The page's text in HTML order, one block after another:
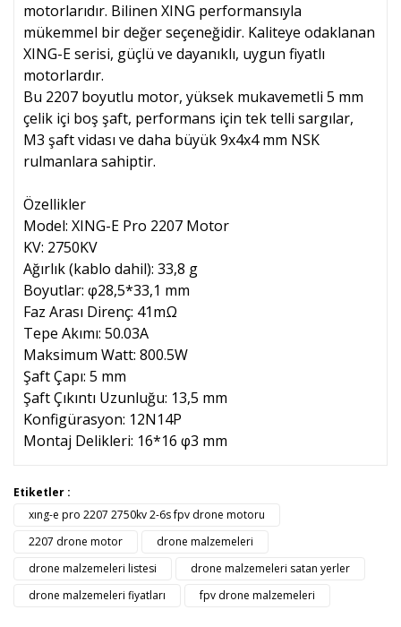
motorlarıdır. Bilinen XING performansıyla
mükemmel bir değer seçeneğidir. Kaliteye odaklanan
XING-E serisi, güçlü ve dayanıklı, uygun fiyatlı
motorlardır.
Bu 2207 boyutlu motor, yüksek mukavemetli 5 mm
çelik içi boş şaft, performans için tek telli sargılar,
M3 şaft vidası ve daha büyük 9x4x4 mm NSK
rulmanlara sahiptir.
Özellikler
Model: XING-E Pro 2207 Motor
KV: 2750KV
Ağırlık (kablo dahil): 33,8 g
Boyutlar: φ28,5*33,1 mm
Faz Arası Direnç: 41mΩ
Tepe Akımı: 50.03A
Maksimum Watt: 800.5W
Şaft Çapı: 5 mm
Şaft Çıkıntı Uzunluğu: 13,5 mm
Konfigürasyon: 12N14P
Montaj Delikleri: 16*16 φ3 mm
Bu ürüne ilk yorumu siz yapın!
Yorum Yaz
Bu ürünün fiyat bilgisi, resim, ürün açıklamalarında ve diğer
konularda yetersiz gördüğünüz noktaları öneri formunu
kullanarak tarafımıza iletebilirsiniz.
Görüş ve önerileriniz için teşekkür ederiz.
Etiketler :
xıng-e pro 2207 2750kv 2-6s fpv drone motoru
2207 drone motor
drone malzemeleri
drone malzemeleri listesi
drone malzemeleri satan yerler
drone malzemeleri fiyatları
fpv drone malzemeleri